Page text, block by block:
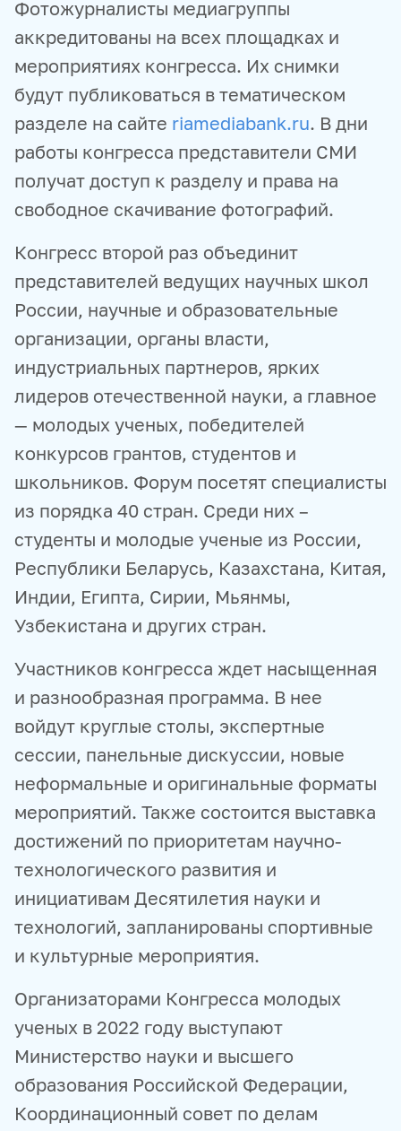
Фотожурналисты медиагруппы
аккредитованы на всех площадках и
мероприятиях конгресса. Их снимки
будут публиковаться в тематическом
разделе на сайте riamediabank.ru. В дни
работы конгресса представители СМИ
получат доступ к разделу и права на
свободное скачивание фотографий.
Конгресс второй раз объединит
представителей ведущих научных школ
России, научные и образовательные
организации, органы власти,
индустриальных партнеров, ярких
лидеров отечественной науки, а главное
— молодых ученых, победителей
конкурсов грантов, студентов и
школьников. Форум посетят специалисты
из порядка 40 стран. Среди них –
студенты и молодые ученые из России,
Республики Беларусь, Казахстана, Китая,
Индии, Египта, Сирии, Мьянмы,
Узбекистана и других стран.
Участников конгресса ждет насыщенная
и разнообразная программа. В нее
войдут круглые столы, экспертные
сессии, панельные дискуссии, новые
неформальные и оригинальные форматы
мероприятий. Также состоится выставка
достижений по приоритетам научно-
технологического развития и
инициативам Десятилетия науки и
технологий, запланированы спортивные
и культурные мероприятия.
Организаторами Конгресса молодых
ученых в 2022 году выступают
Министерство науки и высшего
образования Российской Федерации,
Координационный совет по делам